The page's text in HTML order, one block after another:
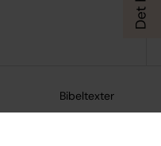
Bibeltexter